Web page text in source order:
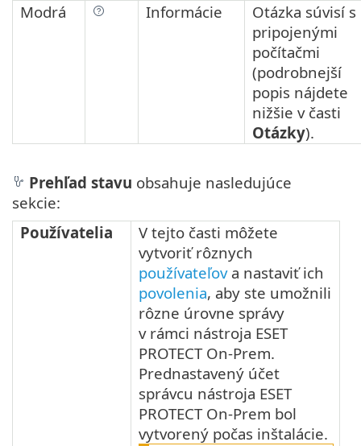
Modrá
Informácie
Otázka súvisí s
pripojenými
počítačmi
(podrobnejší
popis nájdete
nižšie v časti
Otázky).
Prehľad stavu obsahuje nasledujúce
sekcie:
Používatelia
V tejto časti môžete
vytvoriť rôznych
používateľova nastaviť ich
povolenia, aby ste umožnili
rôzne úrovne správy
v rámci nástroja ESET
PROTECT On-Prem.
Prednastavený účet
správcu nástroja ESET
PROTECT On-Prem bol
vytvorený počas inštalácie.